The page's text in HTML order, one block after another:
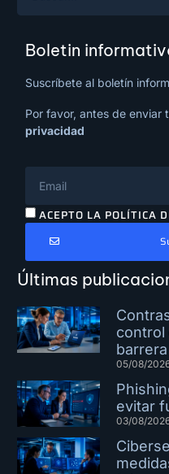
Boletin
Suscríbete al boletín
Por favor, antes de enviar
privacidad
ACEPTO LA POLÍTICA
Últimas
control
05/08/
evitar
03/08/